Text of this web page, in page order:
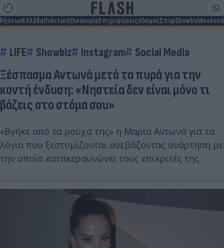
ΕλλάδαΠολιτικήΟικονομίαΕπιχειρήσειςΚόσμοςΣπορShowbizWeekend
LIFE Showbiz Instagram Social Media
Ξέσπασμα Αντωνά μετά τα πυρά για την
κοντή ένδυση: «Νηστεία δεν είναι μόνο τι
βάζεις στο στόμα σου»
«Βγήκε από τα ρούχα της» η Μαρία Αντωνά για τα
λόγια που ξεστομίζονται ανεβάζοντας ανάρτηση με
την οποία κατακεραυνώνει τους επικριτές της.